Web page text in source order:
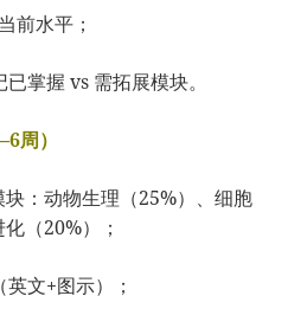
前水平；
掌握 vs 需拓展模块。
周）
：动物生理（25%）、细胞
（20%）；
文+图示）；